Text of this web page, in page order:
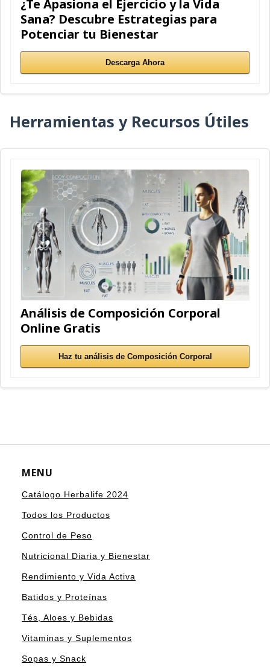
¿Te Apasiona el Ejercicio y la Vida
Sana? Descubre Estrategias para
Potenciar tu Bienestar
Descarga Ahora
Herramientas y Recursos Útiles
Análisis de Composición Corporal
Online Gratis
Haz tu análisis de Composición Corporal
MENU
Catálogo Herbalife 2024
Todos los Productos
Control de Peso
Nutricional Diaria y Bienestar
Rendimiento y Vida Activa
Batidos y Proteínas
Tés, Aloes y Bebidas
Vitaminas y Suplementos
Sopas y Snack